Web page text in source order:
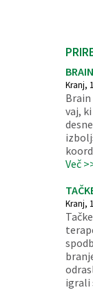
Kranj,
vaj,
Več
Kranj,
igrali